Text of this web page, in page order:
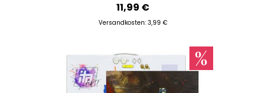
11,99 €
Versandkosten: 3,99 €